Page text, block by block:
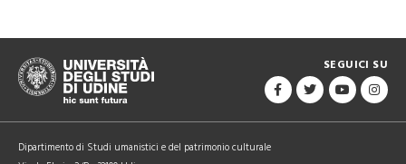
SEGUICI SU
Dipartimento di Studi umanistici e del patrimonio culturale